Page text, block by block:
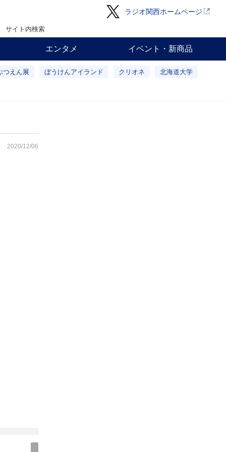
ラジオ関西ホームページ
サイト内検索
エンタメ イベント・新商品
つえん展 ぼうけんアイランド クリオネ 北海道大学
2020/12/06